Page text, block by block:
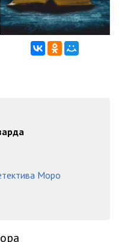
Моро